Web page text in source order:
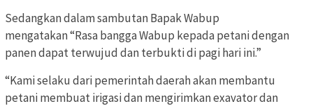
Sedangkan dalam sambutan Bapak Wabup
mengatakan “Rasa bangga Wabup kepada petani dengan
panen dapat terwujud dan terbukti di pagi hari ini.”
“Kami selaku dari pemerintah daerah akan membantu
petani membuat irigasi dan mengirimkan exavator dan